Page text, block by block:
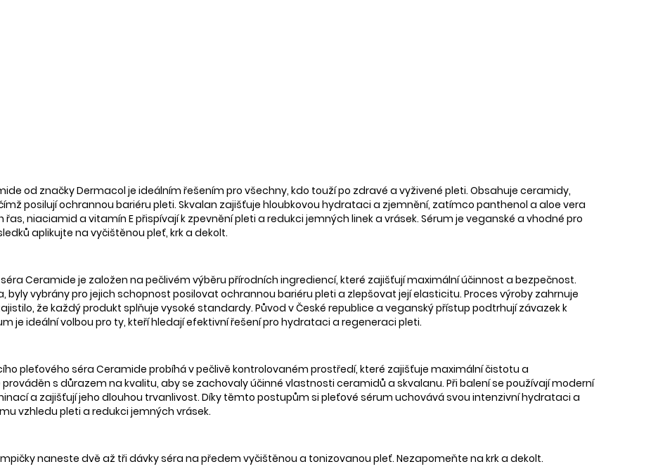
od značky Dermacol je ideálním řešením pro všechny, kdo touží po zdravé a vyživené pleti. Obsahuje ceramidy,
posilují ochrannou bariéru pleti. Skvalan zajišťuje hloubkovou hydrataci a zjemnění, zatímco panthenol a aloe vera
niaciamid a vitamín E přispívají k zpevnění pleti a redukci jemných linek a vrásek. Sérum je veganské a vhodné pro
aplikujte na vyčištěnou pleť, krk a dekolt.
Ceramide je založen na pečlivém výběru přírodních ingrediencí, které zajišťují maximální účinnost a bezpečnost.
byly vybrány pro jejich schopnost posilovat ochrannou bariéru pleti a zlepšovat její elasticitu. Proces výroby zahrnuje
že každý produkt splňuje vysoké standardy. Původ v České republice a veganský přístup podtrhují závazek k
je ideální volbou pro ty, kteří hledají efektivní řešení pro hydrataci a regeneraci pleti.
pleťového séra Ceramide probíhá v pečlivě kontrolovaném prostředí, které zajišťuje maximální čistotu a
s důrazem na kvalitu, aby se zachovaly účinné vlastnosti ceramidů a skvalanu. Při balení se používají moderní
a zajišťují jeho dlouhou trvanlivost. Díky těmto postupům si pleťové sérum uchovává svou intenzivní hydrataci a
vzhledu pleti a redukci jemných vrásek.
naneste dvě až tři dávky séra na předem vyčištěnou a tonizovanou pleť. Nezapomeňte na krk a dekolt.